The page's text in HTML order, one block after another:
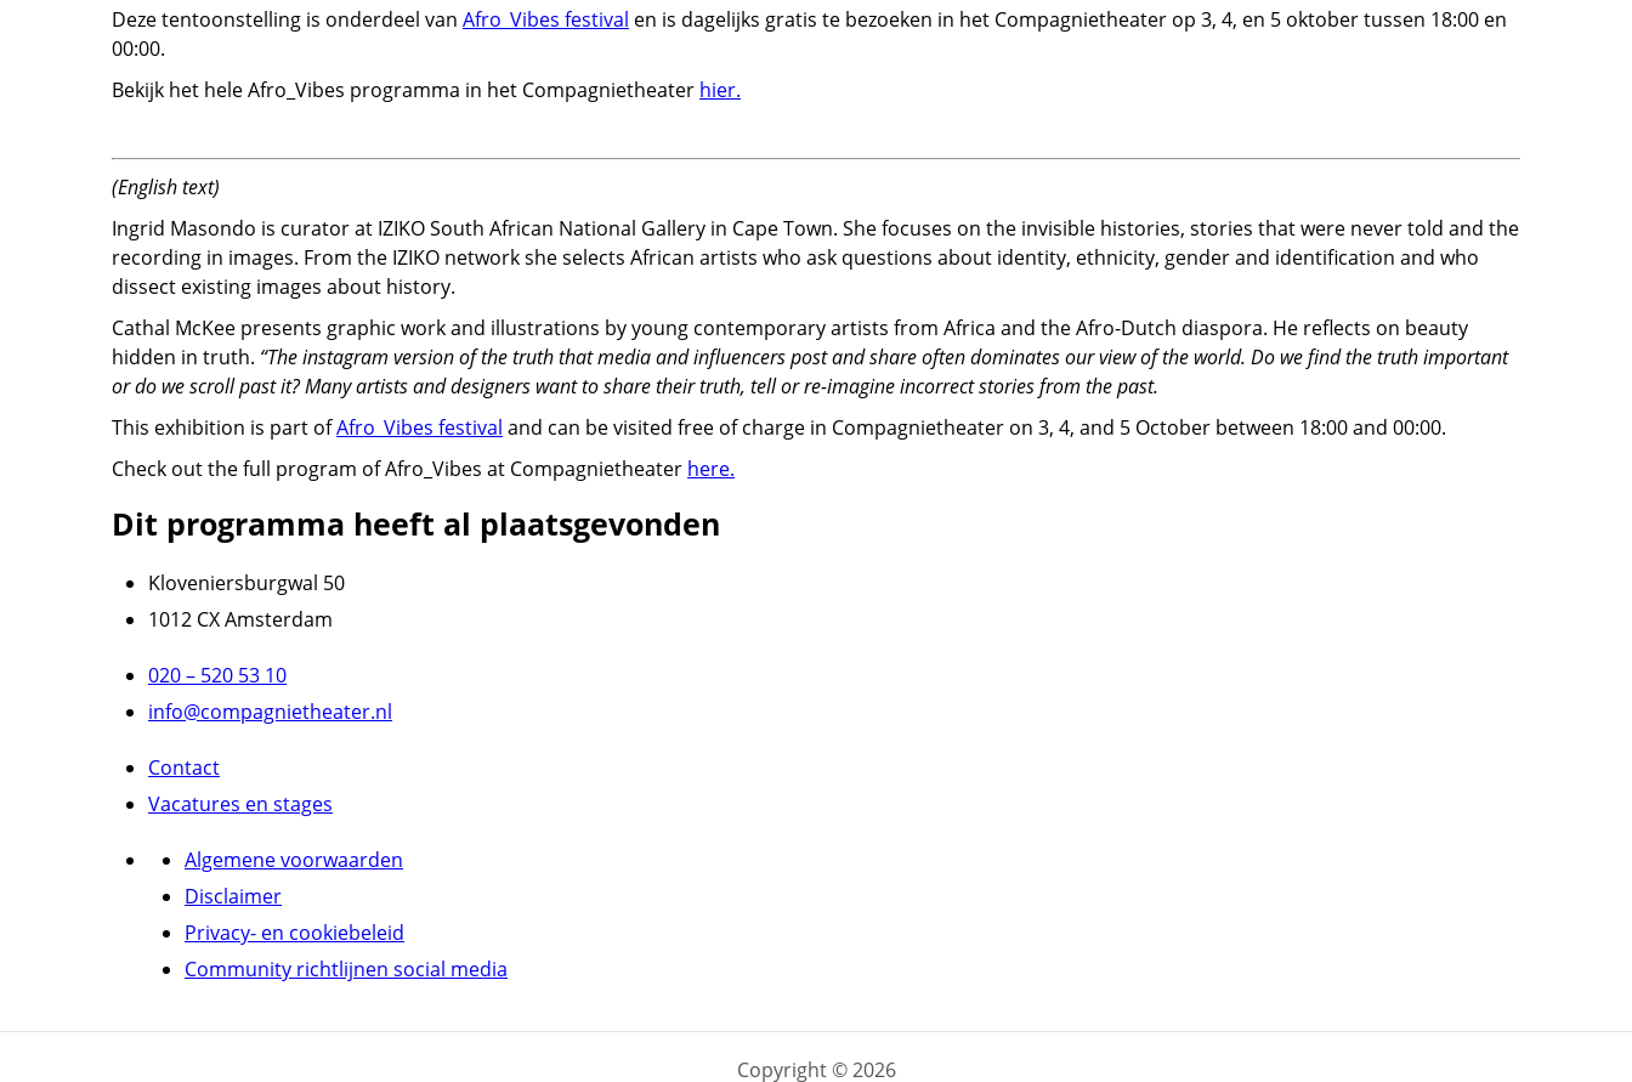
Deze tentoonstelling is onderdeel van Afro_Vibes festival en is dagelijks gratis te bezoeken in het Compagnietheater op 3, 4, en 5 oktober tussen 18:00 en
00:00.
Bekijk het hele Afro_Vibes programma in het Compagnietheater hier.
(English text)
Ingrid Masondo is curator at IZIKO South African National Gallery in Cape Town. She focuses on the invisible histories, stories that were never told and the
recording in images. From the IZIKO network she selects African artists who ask questions about identity, ethnicity, gender and identification and who
dissect existing images about history.
Cathal McKee presents graphic work and illustrations by young contemporary artists from Africa and the Afro-Dutch diaspora. He reflects on beauty
hidden in truth. “The instagram version of the truth that media and influencers post and share often dominates our view of the world. Do we find the truth important
or do we scroll past it? Many artists and designers want to share their truth, tell or re-imagine incorrect stories from the past.
This exhibition is part ofAfro_Vibes festival and can be visited free of charge in Compagnietheater on 3, 4, and 5 October between 18:00 and 00:00.
Check out the full program of Afro_Vibes at Compagnietheater here.
Dit programma heeft al plaatsgevonden
Kloveniersburgwal 50
1012 CX Amsterdam
020 – 520 53 10
info@compagnietheater.nl
Contact
Vacatures en stages
Algemene voorwaarden
Disclaimer
Privacy- en cookiebeleid
Community richtlijnen social media
Copyright © 2026